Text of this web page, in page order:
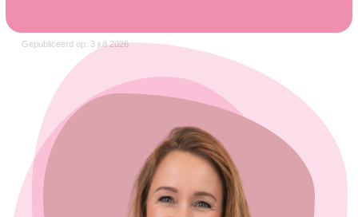
Gepubliceerd op: 3 juli 2026